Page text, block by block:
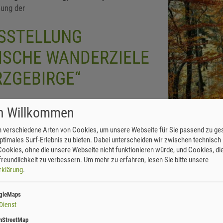
Predigtstuhl im
der
WANDERZIELE
und der Geologe Dr. Werner Ernst sind
Fragen beantworten.
reich an geologischen Wanderzielen. Einige
Fotografien von Gerold Pöhler vorgestellt.
zu den Bildunterschriften lag bei Dr.
sich jeder Besucher Anregungen für seine Freizeitgestaltung holen.
ist die letzte in diesem Jahr stattfindende Ausstellung im
während der Öffnungszeiten des Gartens vom 09.09.-
Willkommen
verschiedene Arten von Cookies, um unsere Webseite für Sie passend zu
Surf-Erlebnis zu bieten. Dabei unterscheiden wir zwischen technisch
ohne die unsere Webseite nicht funktionieren würde, und Cookies,
zu verbessern. Um mehr zu erfahren, lesen Sie bitte unsere
.
Dienst